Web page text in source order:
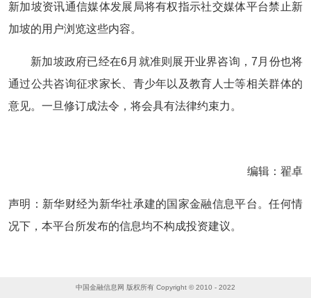
新加坡资讯通信媒体发展局将有权指示社交媒体平台禁止新
加坡的用户浏览这些内容。
新加坡政府已经在6月就准则展开业界咨询，7月份也将
通过公共咨询征求家长、青少年以及教育人士等相关群体的
意见。一旦修订成法令，将会具有法律约束力。
编辑：翟卓
声明：新华财经为新华社承建的国家金融信息平台。任何情
况下，本平台所发布的信息均不构成投资建议。
中国金融信息网 版权所有 Copyright © 2010 - 2022